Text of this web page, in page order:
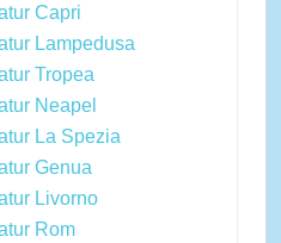
Capri
Lampedusa
Tropea
Neapel
La Spezia
Genua
Livorno
Rom